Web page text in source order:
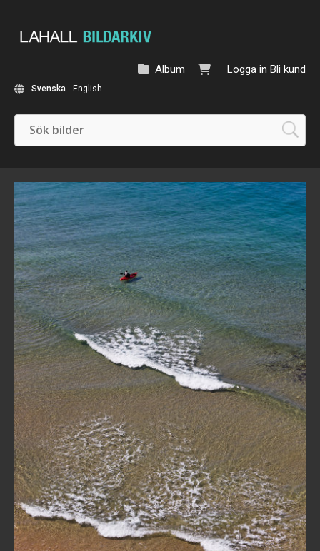
Logga in Bli kund
Album
Svenska English